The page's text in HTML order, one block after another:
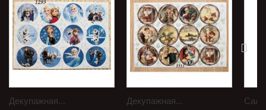
Декупажная... Декупажная...